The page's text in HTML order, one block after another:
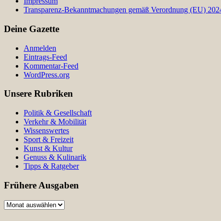
Transparenz-Bekanntmachungen gemäß Verordnung (EU)
Deine Gazette
Anmelden
Eintrags-Feed
Kommentar-Feed
WordPress.org
Unsere Rubriken
Politik & Gesellschaft
Verkehr & Mobilität
Wissenswertes
Sport & Freizeit
Kunst & Kultur
Genuss & Kulinarik
Tipps & Ratgeber
Frühere Ausgaben
Frühere